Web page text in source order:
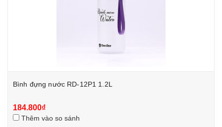
Bình đựng nước RD-12P1 1.2L
184.800₫
Thêm vào so sánh